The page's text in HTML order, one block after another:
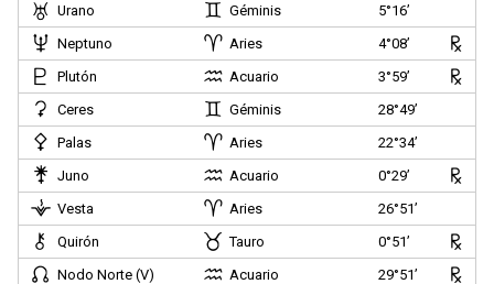
Urano
Géminis
5°16’
Neptuno
Aries
4°08’
Plutón
Acuario
3°59’
Ceres
Géminis
28°49’
Palas
Aries
22°34’
Juno
Acuario
0°29’
Vesta
Aries
26°51’
Quirón
Tauro
0°51’
Nodo Norte (V)
Acuario
29°51’